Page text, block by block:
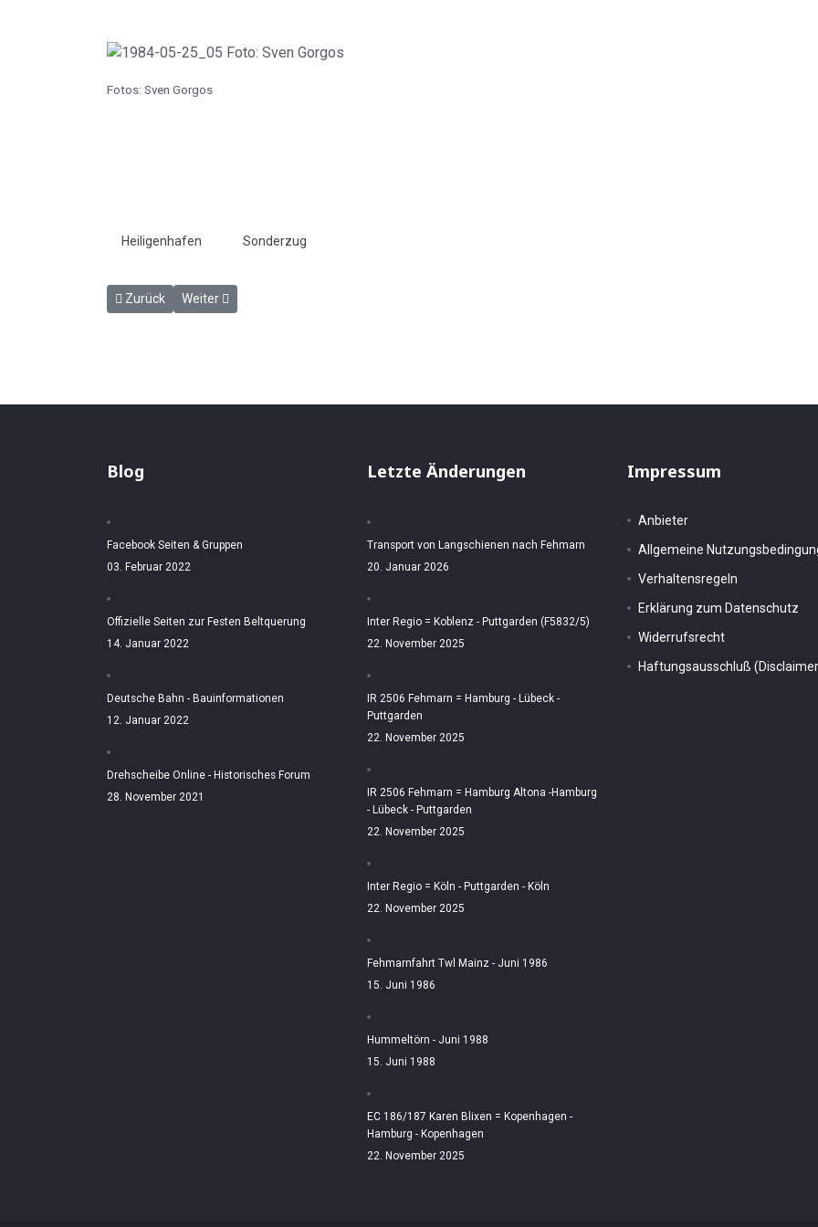
Fotos: Sven Gorgos
Heiligenhafen Sonderzug
Vorheriger Beitrag: VERSANDBLATT vom 1.10.1983
Zurück Nächster Beitrag: Wagenzettel 31. August 1984
Weiter
Blog
Facebook Seiten & Gruppen
03. Februar 2022
Offizielle Seiten zur Festen Beltquerung
14. Januar 2022
Deutsche Bahn - Bauinformationen
12. Januar 2022
Drehscheibe Online - Historisches Forum
28. November 2021
Letzte Änderungen
Transport von Langschienen nach Fehmarn
20. Januar 2026
Inter Regio = Koblenz - Puttgarden (F5832/5)
22. November 2025
IR 2506 Fehmarn = Hamburg - Lübeck -
Puttgarden
22. November 2025
IR 2506 Fehmarn = Hamburg Altona -Hamburg
- Lübeck - Puttgarden
22. November 2025
Inter Regio = Köln - Puttgarden - Köln
22. November 2025
Fehmarnfahrt Twl Mainz - Juni 1986
15. Juni 1986
Hummeltörn - Juni 1988
15. Juni 1988
EC 186/187 Karen Blixen = Kopenhagen -
Hamburg - Kopenhagen
22. November 2025
Impressum
Anbieter
Allgemeine
Verhaltensregeln
Erklärung zum Datenschutz
Widerrufsrecht
Haftungsausschluß